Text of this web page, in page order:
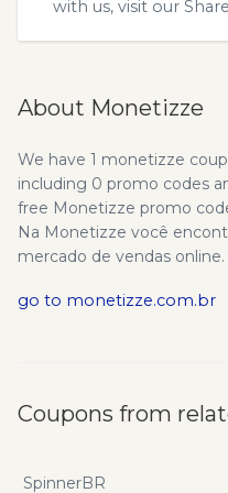
with us, visit our
About Monetizze
We have 1 monetizze
including 0 promo codes
free Monetizze promo
Na Monetizze você
mercado de vendas
dia vender mais. Confiável,
mercado de vendas online.
você as melhores
Checkout feito
go to monetizze.com.br
Coupons from
SpinnerBR